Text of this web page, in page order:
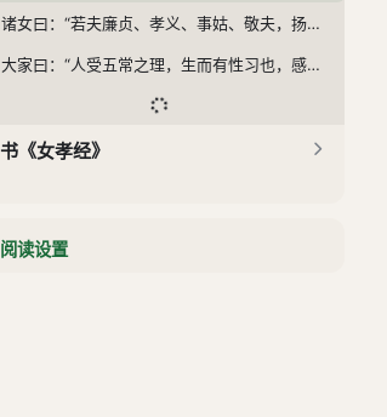
诸女曰：“若夫廉贞、孝义、事姑、敬夫，扬名，则闻命矣。敢问妇从夫之令，可谓贤乎？”大家曰：“是何言与！是何言与！昔者周宣王〔名静，厉王之子〕晚朝，姜后〔宣王后〕脱簪珥〔耳冠之饰〕待罪〔谓待王加之罪，姜后本无罪而云云者，欲以谏王之故也〕于永巷〔宫中狱名，后改为掖庭巷〕，宣王为之夙兴。汉成帝〔名骜，元帝太子〕命班婕妤〔女官，班姬，左曹越骑班况之女〕同辇，婕妤辞曰：‘妾闻三代〔夏商周〕明王皆有贤臣在侧，不闻与嬖女同乘。’成帝为之改容。楚庄王耽〔酷奢也〕于游畋〔猎也〕，樊女乃不食野味，庄王感焉，为之罢猎。由是观之，天子有诤臣，虽无道，不失其天下；诸侯有诤臣，虽无道，不失其国；大夫有诤臣，虽无道，不失其家；士有诤友，则不离于令名；父有诤子，则身不陷于不义；夫有诤妻，则身不入于非道。是以卫女矫齐桓公不听淫乐，齐姜遣晋文公而成霸业。故夫非道则谏之，从夫之令，又焉得为贤乎！《诗》云：‘猷之未远，是用大谏。’”
大家曰：“人受五常之理，生而有性习也，感善则善，感恶则恶，虽在胎养，岂无教乎？古者妇人妊子也，寝不侧，坐不边，立不跛；不食邪味，不履左道，割不正不食，席不正不坐，目不视恶色，耳不听靡声〔靡之乐，淫乐也〕，口不出傲言，手不执邪器；夜则诵经书，朝则讲礼乐。其生子也，形容端正，才德过人，其胎教如此。”
书《女孝经》
阅读设置